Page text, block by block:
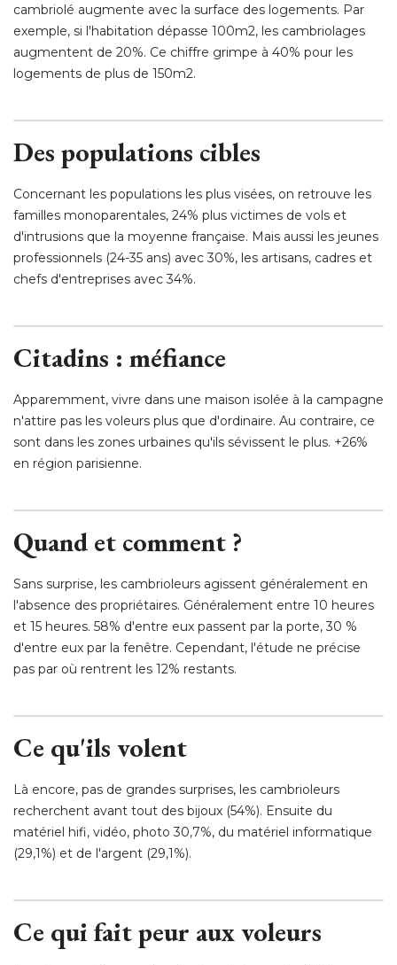
cambriolé augmente avec la surface des logements. Par
exemple, si l'habitation dépasse 100m2, les cambriolages
augmentent de 20%. Ce chiffre grimpe à 40% pour les
logements de plus de 150m2.
Des populations cibles
Concernant les populations les plus visées, on retrouve les
familles monoparentales, 24% plus victimes de vols et
d'intrusions que la moyenne française. Mais aussi les jeunes
professionnels (24-35 ans) avec 30%, les artisans, cadres et
chefs d'entreprises avec 34%.
Citadins : méfiance
Apparemment, vivre dans une maison isolée à la campagne
n'attire pas les voleurs plus que d'ordinaire. Au contraire, ce
sont dans les zones urbaines qu'ils sévissent le plus. +26%
en région parisienne.
Quand et comment ?
Sans surprise, les cambrioleurs agissent généralement en
l'absence des propriétaires. Généralement entre 10 heures
et 15 heures. 58% d'entre eux passent par la porte, 30 %
d'entre eux par la fenêtre. Cependant, l'étude ne précise
pas par où rentrent les 12% restants.
Ce qu'ils volent
Là encore, pas de grandes surprises, les cambrioleurs
recherchent avant tout des bijoux (54%). Ensuite du
matériel hifi, vidéo, photo 30,7%, du matériel informatique
(29,1%) et de l'argent (29,1%).
Ce qui fait peur aux voleurs